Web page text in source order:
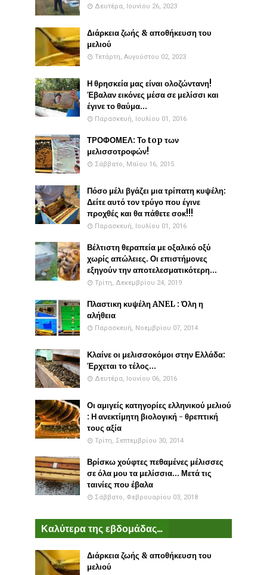
Δευτέρα, Ιουνίου 26, 2023
Διάρκεια ζωής & αποθήκευση του
μελιού
Τετάρτη, Αυγούστου 02, 2023
Η θρησκεία μας είναι ολοζώντανη!
Έβαλαν εικόνες μέσα σε μελίσσι και
έγινε το θαύμα...
Παρασκευή, Ιουλίου 01, 2016
ΤΡΟΦΟΜΕΛ: Το top των
μελισσοτροφών!
Σάββατο, Μαΐου 16, 2015
Πόσο μέλι βγάζει μια τρίπατη κυψέλη:
Δείτε αυτό τον τρύγο που έγινε
προχθές και θα πάθετε σοκ!!!
Παρασκευή, Ιουλίου 01, 2016
Βέλτιστη θεραπεία με οξαλικό οξύ
χωρίς απώλειες. Οι επιστήμονες
εξηγούν την αποτελεσματικότερη...
Τρίτη, Δεκεμβρίου 24, 2019
Πλαστικη κυψέλη ANEL : Όλη η
αλήθεια
Παρασκευή, Νοεμβρίου 07, 2014
Κλαίνε οι μελισσοκόμοι στην Ελλάδα:
Έρχεται το τέλος...
Δευτέρα, Ιουνίου 06, 2016
Οι αμιγείς κατηγορίες ελληνικού μελιού
: Η ανεκτίμητη βιολογική - θρεπτική
τους αξία
Τρίτη, Σεπτεμβρίου 30, 2014
Βρίσκω χούφτες πεθαμένες μέλισσες
σε όλα μου τα μελίσσια... Μετά τις
ταινίες που έβαλα
Σάββατο, Φεβρουαρίου 03, 2018
Καλύτερα της εβδομάδας...
Διάρκεια ζωής & αποθήκευση του
μελιού